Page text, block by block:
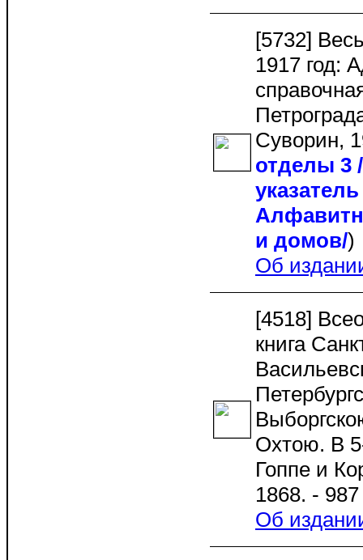
[5732]
1917 год:
Суворин,
отделы 3
и домов/
Об
[4518]
книга
Охтою. В
Гоппе и
1868. -
Об